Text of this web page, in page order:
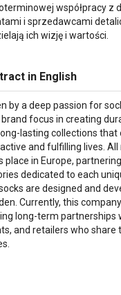
współpracy z
i sprzedawcami
ich wizję i wartości.
in English
by a deep passion for
focus in creating
lasting collections that
and fulfilling lives.
place in Europe,
dedicated to each
are designed and
Currently, this
long-term partnerships
and retailers who share